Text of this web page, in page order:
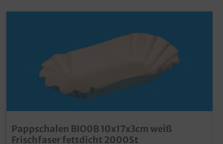
Pappschalen BIO0B 10x17x3cm weiß
Frischfaser fettdicht 2000St